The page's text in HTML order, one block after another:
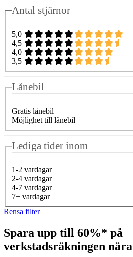
Antal stjärnor
5,0
4,5
4,0
3,5
Lånebil
Gratis lånebil
Möjlighet till lånebil
Lediga tider inom
1-2 vardagar
2-4 vardagar
4-7 vardagar
7+ vardagar
Rensa filter
Spara upp till 60%* på
verkstadsräkningen nära